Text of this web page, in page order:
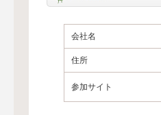
会社名
住所
参加サイト